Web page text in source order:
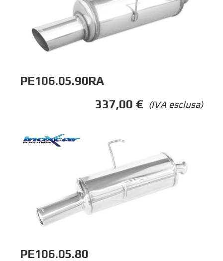
PE106.05.90RA
(IVA esclusa)
337,00 €
PE106.05.80